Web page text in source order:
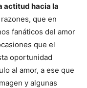
actitud hacia la
que en
fanáticos del amor
que el
oportunidad
al amor, a ese que
y algunas